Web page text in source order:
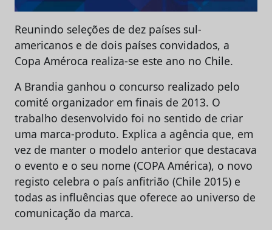
Reunindo seleções de dez países sul-
americanos e de dois países convidados, a
Copa Améroca realiza-se este ano no Chile.
A Brandia ganhou o concurso realizado pelo
comité organizador em finais de 2013. O
trabalho desenvolvido foi no sentido de criar
uma marca-produto. Explica a agência que, em
vez de manter o modelo anterior que destacava
o evento e o seu nome (COPA América), o novo
registo celebra o país anfitrião (Chile 2015) e
todas as influências que oferece ao universo de
comunicação da marca.